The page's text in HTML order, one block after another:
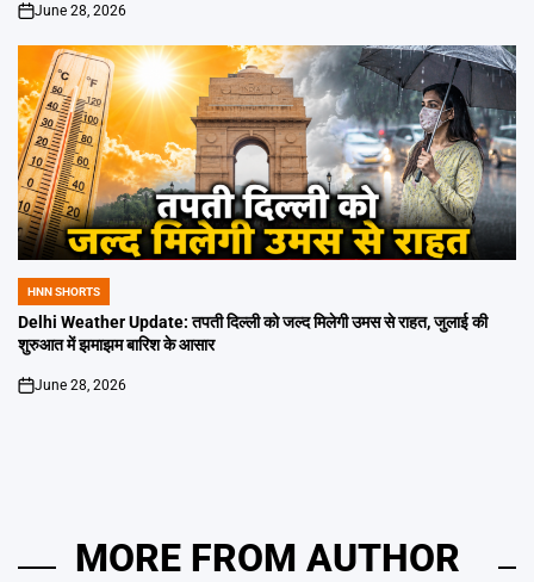
on
June 28, 2026
POSTED
IN
HNN SHORTS
Delhi Weather Update: तपती दिल्ली को जल्द मिलेगी उमस से राहत, जुलाई की
शुरुआत में झमाझम बारिश के आसार
on
June 28, 2026
MORE FROM AUTHOR